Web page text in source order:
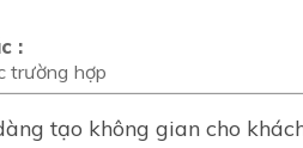
:
trường hợp
tạo không gian cho